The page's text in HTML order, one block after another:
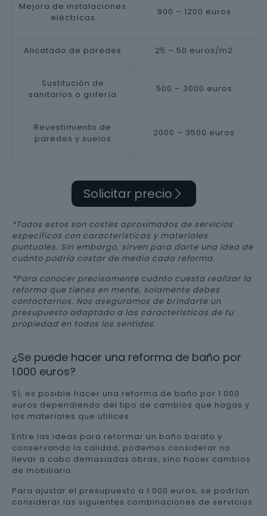
Mejora de instalaciones
eléctricas
900 – 1200 euros
Alicatado de paredes 25 – 50 euros/m2
Sustitución de
sanitarios o grifería
500 – 3000 euros
Revestimiento de
paredes y suelos
2000 – 3500 euros
Solicitar precio
*Todos estos son costes aproximados de servicios
específicos con características y materiales
puntuales. Sin embargo, sirven para darte una idea de
cuánto podría costar de media cada reforma.
*Para conocer precisamente cuánto cuesta realizar la
reforma que tienes en mente, solamente debes
contactarnos. Nos aseguramos de brindarte un
presupuesto adaptado a las características de tu
propiedad en todos los sentidos.
¿Se puede hacer una reforma de baño por
1.000 euros?
Sí, es posible hacer una reforma de baño por 1.000
euros dependiendo del tipo de cambios que hagas y
los materiales que utilices.
Entre las ideas para reformar un baño barato y
conservando la calidad, podemos considerar no
llevar a cabo demasiadas obras, sino hacer cambios
de mobiliario.
Para ajustar el presupuesto a 1.000 euros, se podrían
considerar las siguientes combinaciones de servicios: